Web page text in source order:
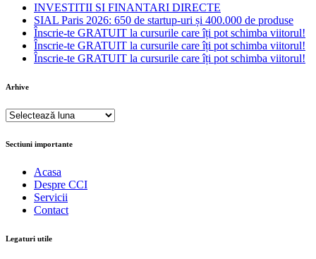
INVESTITII SI FINANTARI DIRECTE
SIAL Paris 2026: 650 de startup-uri și 400.000 de produse
Înscrie-te GRATUIT la cursurile care îți pot schimba viitorul!
Înscrie-te GRATUIT la cursurile care îți pot schimba viitorul!
Înscrie-te GRATUIT la cursurile care îți pot schimba viitorul!
Arhive
Arhive
Sectiuni importante
Acasa
Despre CCI
Servicii
Contact
Legaturi utile